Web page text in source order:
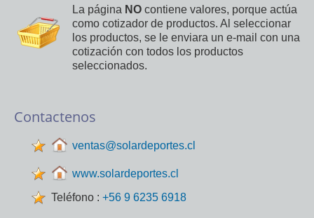
La página NO contiene valores, porque actúa
como cotizador de productos. Al seleccionar
los productos, se le enviara un e-mail con una
cotización con todos los productos
seleccionados.
Contactenos
ventas@solardeportes.cl
www.solardeportes.cl
Teléfono : +56 9 6235 6918